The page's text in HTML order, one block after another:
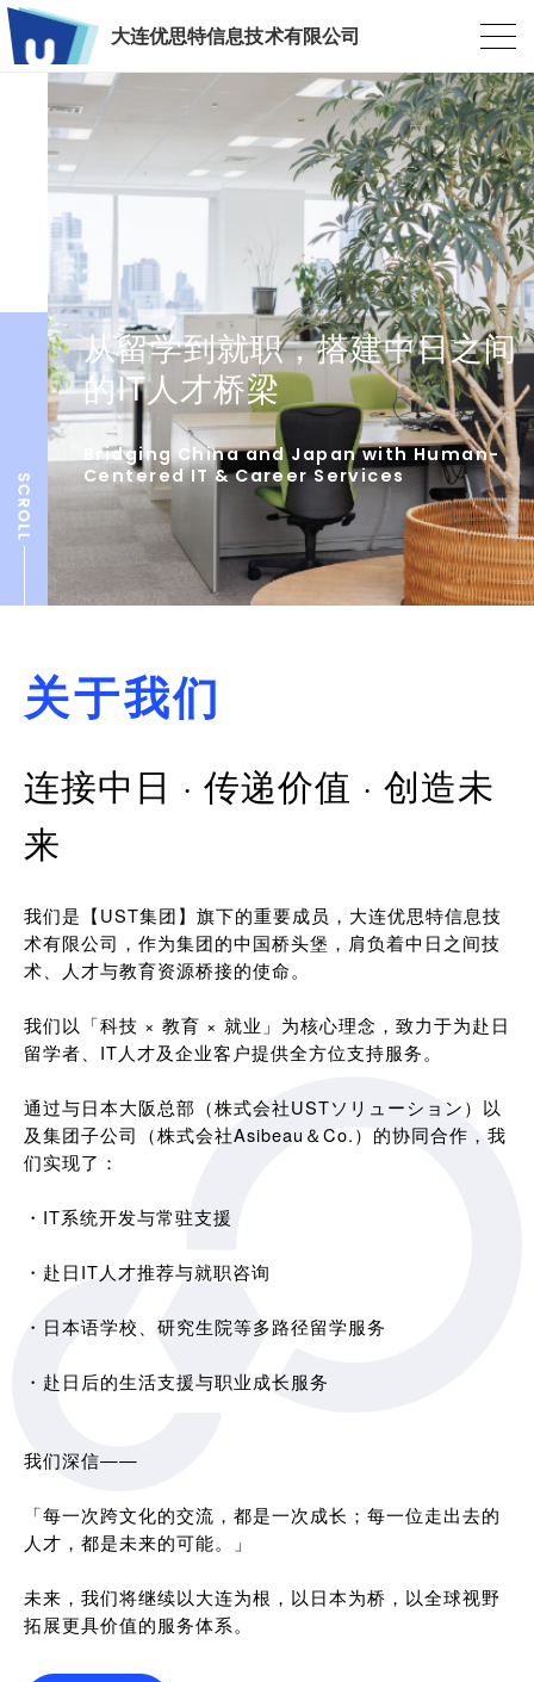
大连优思特信息技术有限公司
从留学到就职，搭建中日之间
的IT人才桥梁
Bridging China and Japan with Human-
Centered IT & Career Services
关于我们
连接中日 · 传递价值 · 创造未
来
我们是【UST集团】旗下的重要成员，大连优思特信息技
术有限公司，作为集团的中国桥头堡，肩负着中日之间技
术、人才与教育资源桥接的使命。
我们以「科技 × 教育 × 就业」为核心理念，致力于为赴日
留学者、IT人才及企业客户提供全方位支持服务。
通过与日本大阪总部（株式会社USTソリューション）以
及集团子公司（株式会社Asibeau＆Co.）的协同合作，我
们实现了：
・IT系统开发与常驻支援
・赴日IT人才推荐与就职咨询
・日本语学校、研究生院等多路径留学服务
・赴日后的生活支援与职业成长服务
我们深信——
「每一次跨文化的交流，都是一次成长；每一位走出去的
人才，都是未来的可能。」
未来，我们将继续以大连为根，以日本为桥，以全球视野
拓展更具价值的服务体系。